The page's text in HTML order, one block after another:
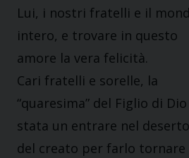
Lui, i nostri fratelli e il
intero, e trovare in questo
amore la vera felicità.
Cari fratelli e sorelle, la
“quaresima” del Figlio di Dio
stata un entrare nel deserto
del creato per farlo tornare